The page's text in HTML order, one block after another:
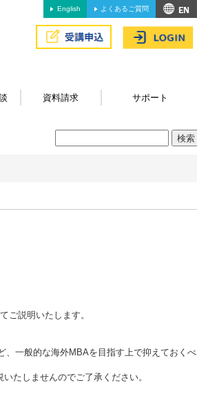
English よくあるご質問
資料請求 サポート
ご説明いたします。
一般的な海外MBAを目指す上で抑えておくべ
たしませんのでご了承ください。